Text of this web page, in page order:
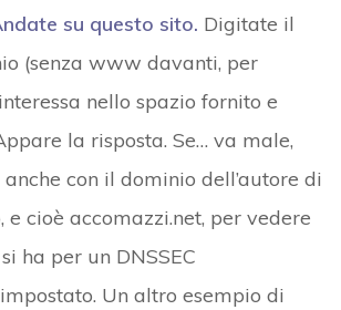
su questo sito. Digitate il
(senza www davanti, per
nello spazio fornito e
la risposta. Se… va male,
con il dominio dell’autore di
e cioè accomazzi.net, per vedere
ha per un DNSSEC
Un altro esempio di